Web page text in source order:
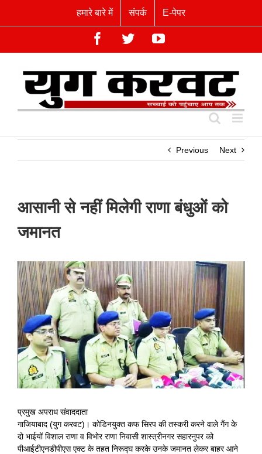
हमारे बारे में संपर्क E-पेपर
Facebook
TwitterYouTube
Previous Next
आसानी से नहीं मिलेगी राणा बंधुओं को
जमानत
View
Larger
Image
प्रमुख अपराध संवाददाता
गाजियाबाद (युग करवट)। कोडिनयुक्त कफ सिरप की तस्करी करने वाले गैंग के
दो भाईयों विशाल राणा व विभोर राणा निवासी शास्त्रीनगर सहारनुपर को
पीआईटीएनडीपीएस एक्ट के तहत निरूद्घ करके उनके जमानत लेकर बाहर आने